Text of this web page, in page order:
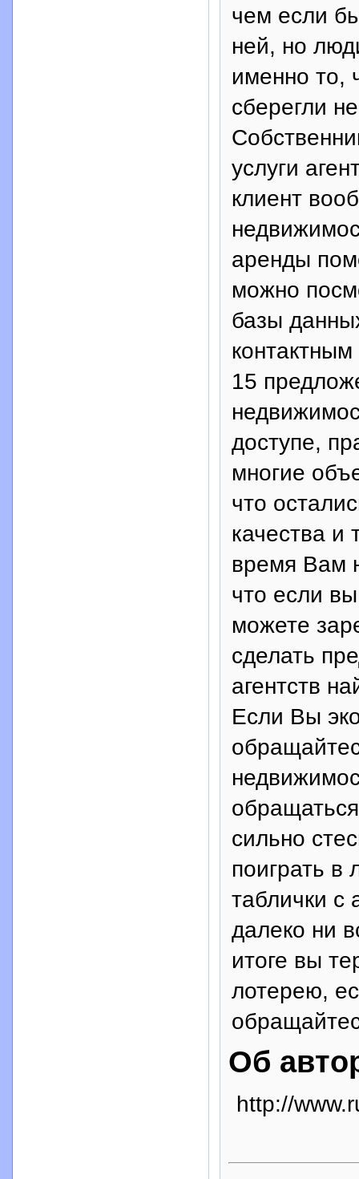
чем если
ней, но
именно то,
сберегли
услуги
клиент
аренды
можно
базы
15
доступе,
многие
что
качества и
время Вам
что если
можете
сделать
агентств
Если Вы
сильно
поиграть в
таблички с
далеко ни
итоге вы
лотерею,
Об
http://